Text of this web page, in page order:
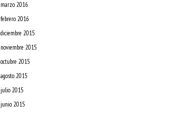
marzo 2016
febrero 2016
diciembre 2015
noviembre 2015
octubre 2015
agosto 2015
julio 2015
junio 2015